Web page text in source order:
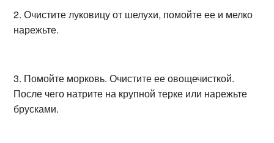
2. Очистите луковицу от шелухи, помойте ее и мелко
нарежьте.
3. Помойте морковь. Очистите ее овощечисткой.
После чего натрите на крупной терке или нарежьте
брусками.